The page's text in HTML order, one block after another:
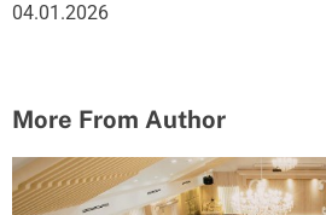
04.01.2026
More From Author